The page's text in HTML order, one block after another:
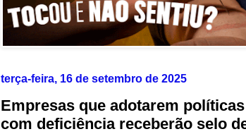
terça-feira, 16 de setembro de 2025
Empresas que adotarem
com deficiência receberão selo